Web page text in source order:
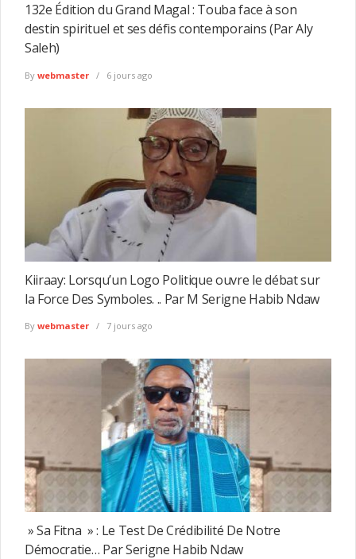
132e Édition du Grand Magal : Touba face à son
destin spirituel et ses défis contemporains (Par Aly
Saleh)
By webmaster 6 jours ago
Kiiraay: Lorsqu’un Logo Politique ouvre le débat sur
la Force Des Symboles. .. Par M Serigne Habib Ndaw
By webmaster 7 jours ago
» Sa Fitna » : Le Test De Crédibilité De Notre
Démocratie… Par Serigne Habib Ndaw